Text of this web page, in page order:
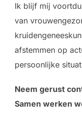
Ik blijf mij
van
afstemmen op
persoonlijke
Neem gerust
Samen werken